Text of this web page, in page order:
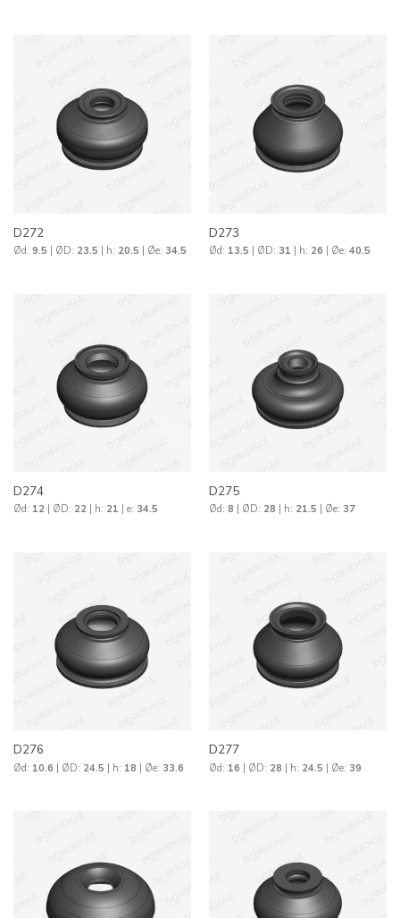
D272
Ød: 9.5 | ØD: 23.5 | h: 20.5 | Øe: 34.5
D273
Ød: 13.5 | ØD: 31 | h: 26 | Øe: 40.5
D274
Ød: 12| ØD: 22| h: 21 | e: 34.5
D275
Ød: 8 | ØD: 28 | h: 21.5 | Øe: 37
D276
Ød: 10.6 | ØD: 24.5 | h: 18 | Øe: 33.6
D277
Ød: 16 | ØD: 28 | h: 24.5 | Øe: 39